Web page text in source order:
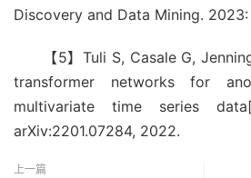
Discovery and Data Mining.
【5】Tuli S, Casale G,
transformer networks for
multivariate time series
arXiv:2201.07284, 2022.
上一篇